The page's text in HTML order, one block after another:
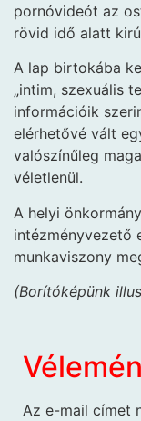
pornóvideót az
rövid idő alatt
A lap birtokába
„intim, szexuális
információik
elérhetővé vált
valószínűleg
véletlenül.
A helyi
intézményvezető
munkaviszony
(Borítóképünk
Az e-mail címet